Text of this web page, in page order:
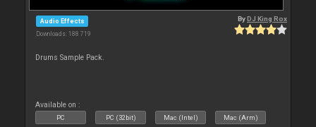
Audio Effects
Downloads: 188 719
ByDJ King Rox
Drums Sample Pack.
Available on :
PC PC (32bit) Mac (Intel) Mac (Arm)